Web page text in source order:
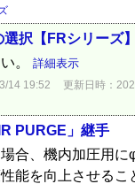
択【FRシリーズ】
。 詳細表示
14 19:52 更新日時：
PURGE」継手
合、機内加圧用
能を向上させる